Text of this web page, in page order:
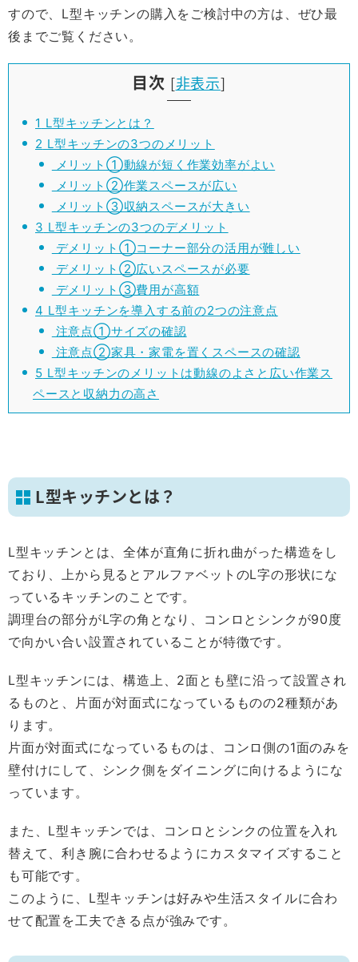
すので、L型キッチンの購入をご検討中の方は、ぜひ最
後までご覧ください。
目次 [非表示]
1 L型キッチンとは？
2 L型キッチンの3つのメリット
メリット①動線が短く作業効率がよい
メリット②作業スペースが広い
メリット③収納スペースが大きい
3 L型キッチンの3つのデメリット
デメリット①コーナー部分の活用が難しい
デメリット②広いスペースが必要
デメリット③費用が高額
4 L型キッチンを導入する前の2つの注意点
注意点①サイズの確認
注意点②家具・家電を置くスペースの確認
5 L型キッチンのメリットは動線のよさと広い作業ス
ペースと収納力の高さ
L型キッチンとは？
L型キッチンとは、全体が直角に折れ曲がった構造をし
ており、上から見るとアルファベットのL字の形状にな
っているキッチンのことです。
調理台の部分がL字の角となり、コンロとシンクが90度
で向かい合い設置されていることが特徴です。
L型キッチンには、構造上、2面とも壁に沿って設置され
るものと、片面が対面式になっているものの2種類があ
ります。
片面が対面式になっているものは、コンロ側の1面のみを
壁付けにして、シンク側をダイニングに向けるようにな
っています。
また、L型キッチンでは、コンロとシンクの位置を入れ
替えて、利き腕に合わせるようにカスタマイズすること
も可能です。
このように、L型キッチンは好みや生活スタイルに合わ
せて配置を工夫できる点が強みです。